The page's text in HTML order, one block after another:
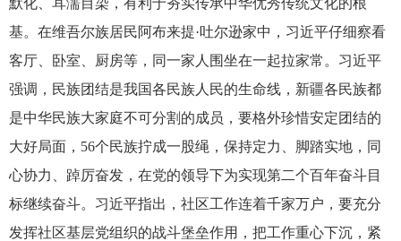
基。在维吾尔族居民阿布来提·吐尔逊家中，习近平仔细察看
客厅、卧室、厨房等，同一家人围坐在一起拉家常。习近平
强调，民族团结是我国各民族人民的生命线，新疆各民族都
是中华民族大家庭不可分割的成员，要格外珍惜安定团结的
大好局面，56个民族拧成一股绳，保持定力、脚踏实地，同
心协力、踔厉奋发，在党的领导下为实现第二个百年奋斗目
标继续奋斗。习近平指出，社区工作连着千家万户，要充分
发挥社区基层党组织的战斗堡垒作用，把工作重心下沉，紧